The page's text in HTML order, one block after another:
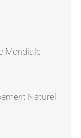
Mondiale
Naturel